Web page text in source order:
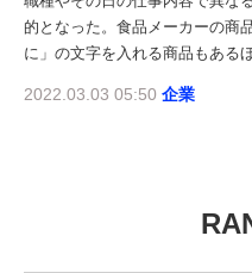
的となった。食品メーカーの商
に」の文字を入れる商品もあるほ
2022.03.03 05:50 企業